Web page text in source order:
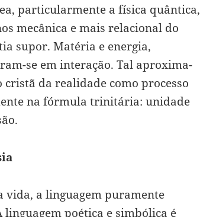
particularmente a física quântica,
mecânica e mais relacional do
supor. Matéria e energia,
se em interação. Tal aproxima-
da realidade como processo
na fórmula trinitária: unidade
vida, a linguagem puramente
poética e simbólica é